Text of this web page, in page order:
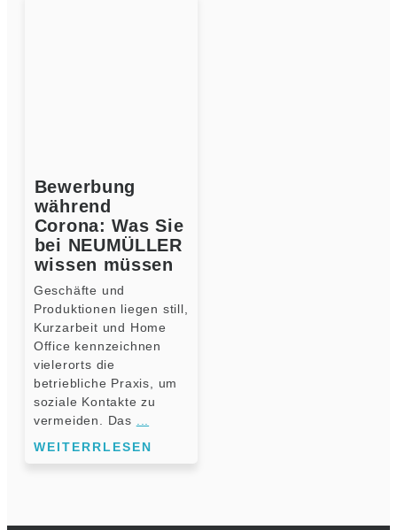
Bewerbung
während
Corona: Was Sie
bei NEUMÜLLER
wissen müssen
Geschäfte und
Produktionen liegen still,
Kurzarbeit und Home
Office kennzeichnen
vielerorts die
betriebliche Praxis, um
soziale Kontakte zu
vermeiden. Das
WEITERRLESEN